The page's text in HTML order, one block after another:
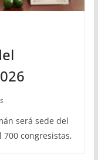
será sede del
congresistas,